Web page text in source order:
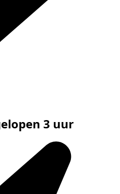
3 uur